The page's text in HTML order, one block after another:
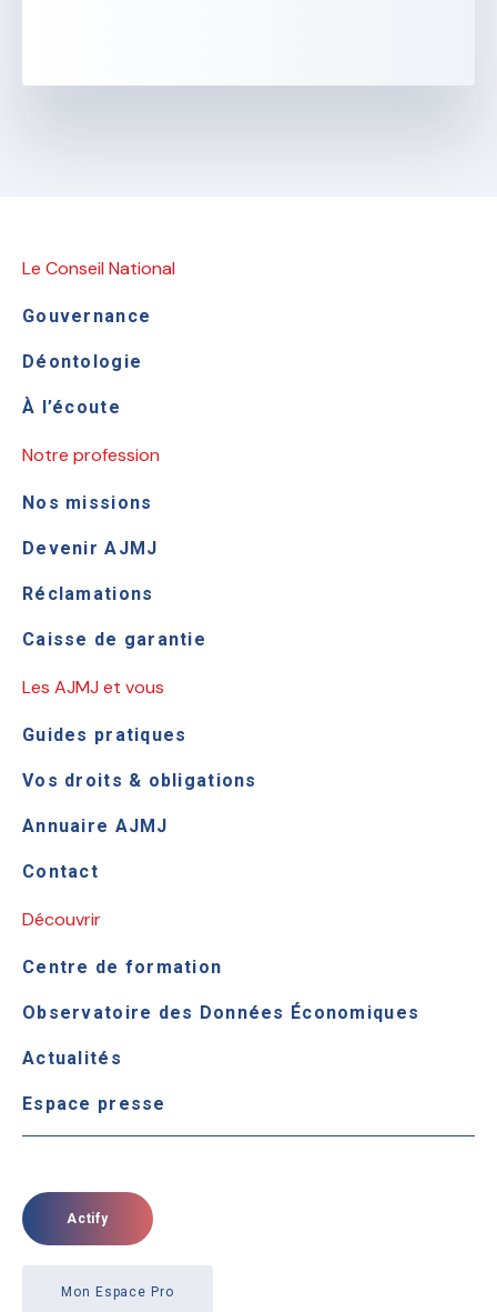
Le Conseil National
Gouvernance
Déontologie
À l’écoute
Notre profession
Nos missions
Devenir AJMJ
Réclamations
Caisse de garantie
Les AJMJ et vous
Guides pratiques
Vos droits & obligations
Annuaire AJMJ
Contact
Découvrir
Centre de formation
Observatoire des Données Économiques
Actualités
Espace presse
Actify
Mon Espace Pro